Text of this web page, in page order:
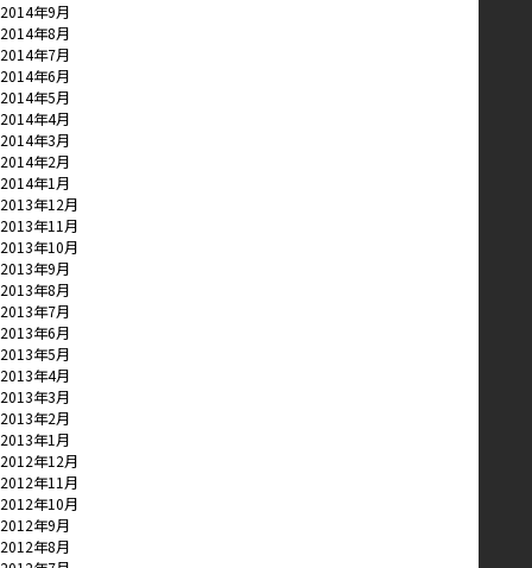
2014年9月
2014年8月
2014年7月
2014年6月
2014年5月
2014年4月
2014年3月
2014年2月
2014年1月
2013年12月
2013年11月
2013年10月
2013年9月
2013年8月
2013年7月
2013年6月
2013年5月
2013年4月
2013年3月
2013年2月
2013年1月
2012年12月
2012年11月
2012年10月
2012年9月
2012年8月